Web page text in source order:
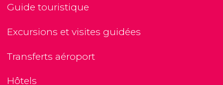
Guide touristique
Excursions et visites guidées
Transferts aéroport
Hôtels